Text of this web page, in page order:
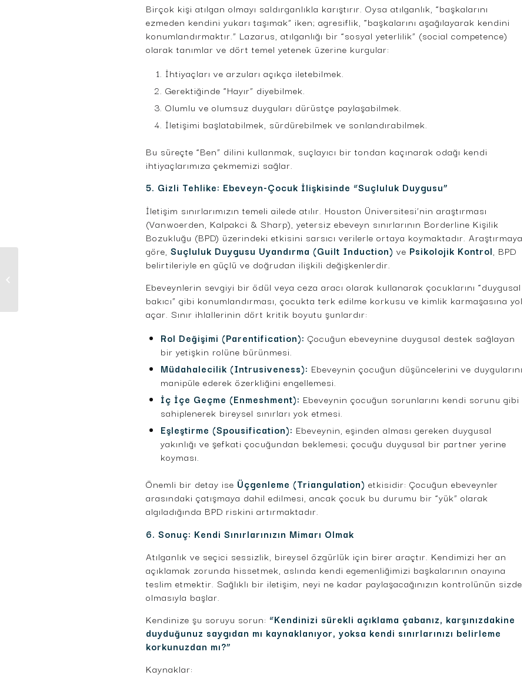
Birçok kişi atılgan olmayı saldırganlıkla karıştırır. Oysa atılganlık, “başkalarını
ezmeden kendini yukarı taşımak” iken; agresiflik, “başkalarını aşağılayarak kendini
konumlandırmaktır.” Lazarus, atılganlığı bir “sosyal yeterlilik” (social competence)
olarak tanımlar ve dört temel yetenek üzerine kurgular:
İhtiyaçları ve arzuları açıkça iletebilmek.
Gerektiğinde “Hayır” diyebilmek.
Olumlu ve olumsuz duyguları dürüstçe paylaşabilmek.
İletişimi başlatabilmek, sürdürebilmek ve sonlandırabilmek.
Bu süreçte “Ben” dilini kullanmak, suçlayıcı bir tondan kaçınarak odağı kendi
ihtiyaçlarımıza çekmemizi sağlar.
5. Gizli Tehlike: Ebeveyn-Çocuk İlişkisinde “Suçluluk Duygusu”
İletişim sınırlarımızın temeli ailede atılır. Houston Üniversitesi’nin araştırması
(Vanwoerden, Kalpakci & Sharp), yetersiz ebeveyn sınırlarının Borderline Kişilik
Bozukluğu (BPD) üzerindeki etkisini sarsıcı verilerle ortaya koymaktadır. Araştırmaya
göre, Suçluluk Duygusu Uyandırma (Guilt Induction) ve Psikolojik Kontrol , BPD
belirtileriyle en güçlü ve doğrudan ilişkili değişkenlerdir.
Ebeveynlerin sevgiyi bir ödül veya ceza aracı olarak kullanarak çocuklarını “duygusal
bakıcı” gibi konumlandırması, çocukta terk edilme korkusu ve kimlik karmaşasına yol
açar. Sınır ihlallerinin dört kritik boyutu şunlardır:
Rol Değişimi (Parentification): Çocuğun ebeveynine duygusal destek sağlayan
bir yetişkin rolüne bürünmesi.
Müdahalecilik (Intrusiveness): Ebeveynin çocuğun düşüncelerini ve duygularını
manipüle ederek özerkliğini engellemesi.
İç İçe Geçme (Enmeshment): Ebeveynin çocuğun sorunlarını kendi sorunu gibi
sahiplenerek bireysel sınırları yok etmesi.
Eşleştirme (Spousification): Ebeveynin, eşinden alması gereken duygusal
yakınlığı ve şefkati çocuğundan beklemesi; çocuğu duygusal bir partner yerine
koyması.
Önemli bir detay ise Üçgenleme (Triangulation) etkisidir: Çocuğun ebeveynler
arasındaki çatışmaya dahil edilmesi, ancak çocuk bu durumu bir “yük” olarak
algıladığında BPD riskini artırmaktadır.
6. Sonuç: Kendi Sınırlarınızın Mimarı Olmak
Atılganlık ve seçici sessizlik, bireysel özgürlük için birer araçtır. Kendimizi her an
açıklamak zorunda hissetmek, aslında kendi egemenliğimizi başkalarının onayına
teslim etmektir. Sağlıklı bir iletişim, neyi ne kadar paylaşacağınızın kontrolünün sizde
olmasıyla başlar.
Kendinize şu soruyu sorun: “Kendinizi sürekli açıklama çabanız, karşınızdakine
duyduğunuz saygıdan mı kaynaklanıyor, yoksa kendi sınırlarınızı belirleme
korkunuzdan mı?”
Kaynaklar: